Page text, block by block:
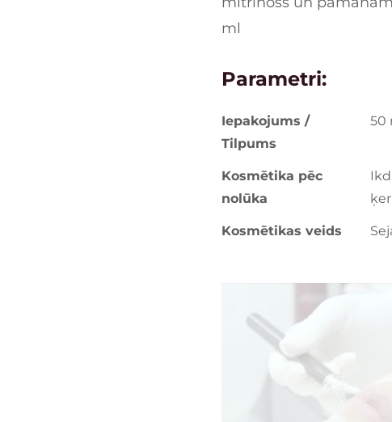
ml
Parametri:
Iepakojums /
Tilpums
50
Kosmētika pēc
nolūka
Kosmētikas veids